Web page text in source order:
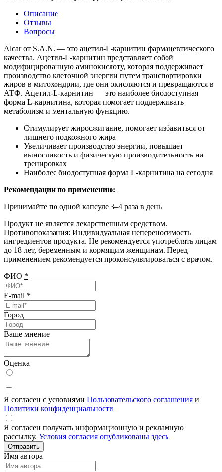
Описание
Отзывы
Вопросы
Alcar от S.A.N. — это ацетил-L-карнитин фармацевтического
качества. Ацетил-L-карнитин представляет собой
модифицированную аминокислоту, которая поддерживает
производство клеточной энергии путем транспортировки
жиров в митохондрии, где они окисляются и превращаются в
АТФ. Ацетил-L-карнитин — это наиболее биодоступная
форма L-карнитина, которая помогает поддерживать
метаболизм и ментальную функцию.
Стимулирует жиросжигание, помогает избавиться от
лишнего подкожного жира
Увеличивает производство энергии, повышает
выносливость и физическую производительность на
тренировках
Наиболее биодоступная форма L-карнитина на сегодня
Рекомендации по применению:
Принимайте по одной капсуле 3–4 раза в день
Продукт не является лекарственным средством.
Противопоказания: Индивидуальная непереносимость
ингредиентов продукта. Не рекомендуется употреблять лицам
до 18 лет, беременным и кормящим женщинам. Перед
применением рекомендуется проконсультироваться с врачом.
ФИО *
E-mail *
Город
Ваше мнение
Оценка
Я согласен с условиями Пользовательского соглашения и
Политики конфиденциальности
Я согласен получать информационную и рекламную
рассылку. Условия согласия опубликованы здесь
Отправить
Имя автора